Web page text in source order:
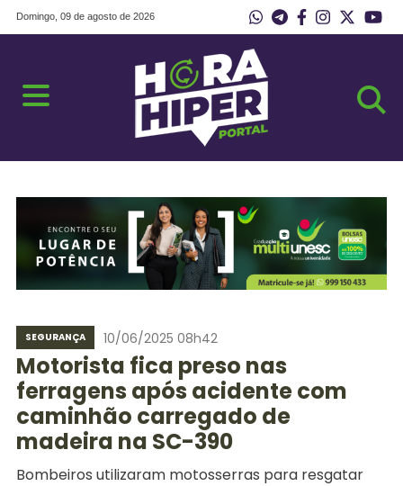
Domingo, 09 de agosto de 2026
SEGURANÇA 10/06/2025 08h42
Motorista fica preso nas
ferragens após acidente com
caminhão carregado de
madeira na SC-390
Bombeiros utilizaram motosserras para resgatar